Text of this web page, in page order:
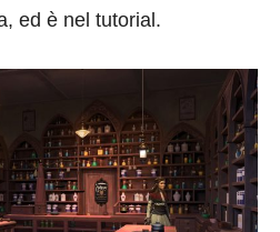
ed è nel tutorial.